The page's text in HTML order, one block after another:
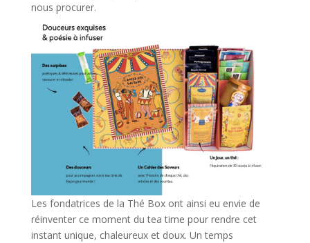
nous procurer.
Les fondatrices de la Thé Box ont ainsi eu envie de
réinventer ce moment du tea time pour rendre cet
instant unique, chaleureux et doux. Un temps